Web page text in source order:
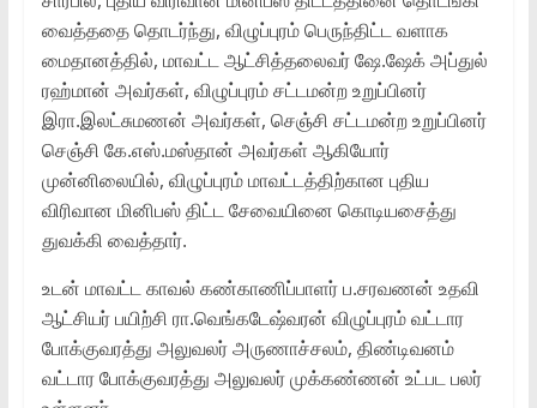
வைத்ததை தொடர்ந்து, விழுப்புரம் பெருந்திட்ட வளாக
மைதானத்தில், மாவட்ட ஆட்சித்தலைவர் ஷே.ஷேக் அப்துல்
ரஹ்மான் அவர்கள், விழுப்புரம் சட்டமன்ற உறுப்பினர்
இரா.இலட்சுமணன் அவர்கள், செஞ்சி சட்டமன்ற உறுப்பினர்
செஞ்சி கே.எஸ்.மஸ்தான் அவர்கள் ஆகியோர்
முன்னிலையில், விழுப்புரம் மாவட்டத்திற்கான புதிய
விரிவான மினிபஸ் திட்ட சேவையினை கொடியசைத்து
துவக்கி வைத்தார்.
உடன் மாவட்ட காவல் கண்காணிப்பாளர் ப.சரவணன் உதவி
ஆட்சியர் பயிற்சி ரா.வெங்கடேஷ்வரன் விழுப்புரம் வட்டார
போக்குவரத்து அலுவலர் அருணாச்சலம், திண்டிவனம்
வட்டார போக்குவரத்து அலுவலர் முக்கண்ணன் உட்பட பலர்